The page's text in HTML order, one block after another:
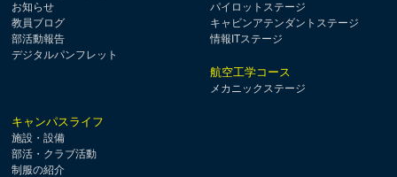
お知らせ
教員ブログ
部活動報告
デジタルパンフレット
パイロットステージ
キャビンアテンダントステージ
情報ITステージ
航空工学コース
メカニックステージ
キャンパスライフ
施設・設備
部活・クラブ活動
制服の紹介